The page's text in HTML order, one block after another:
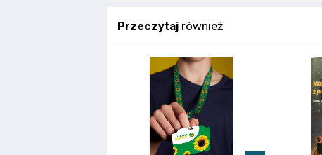
Przeczytaj również